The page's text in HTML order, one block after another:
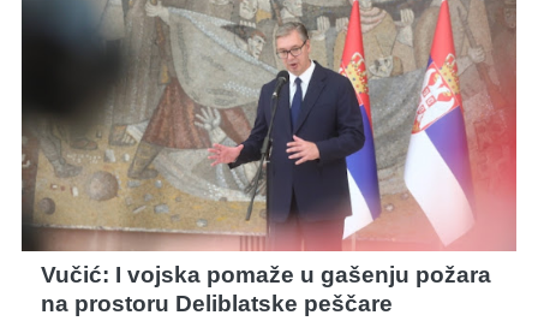
Vučić: I vojska pomaže u gašenju požara
na prostoru Deliblatske peščare